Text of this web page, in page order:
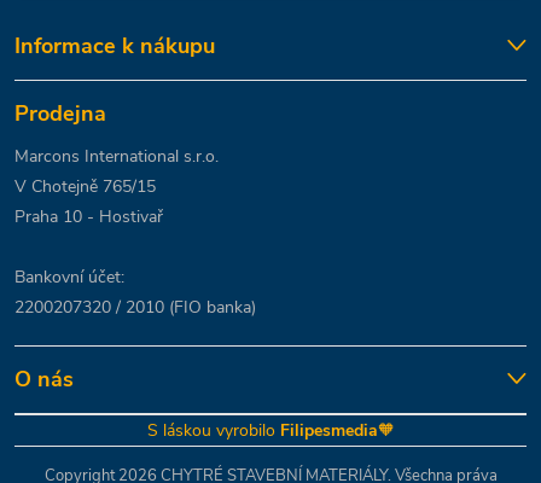
Informace k nákupu
Prodejna
Marcons International s.r.o.
V Chotejně 765/15
Praha 10 - Hostivař
Bankovní účet:
2200207320 / 2010 (FIO banka)
O nás
S láskou vyrobilo Filipesmedia🧡
Copyright 2026 CHYTRÉ STAVEBNÍ MATERIÁLY. Všechna práva